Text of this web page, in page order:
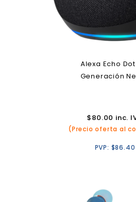
Alexa Echo
Generación
$80.00 inc.
(Precio oferta al
PVP: $86.40